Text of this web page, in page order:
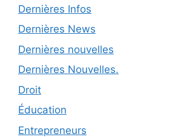
Dernières Infos
Dernières News
Dernières nouvelles
Dernières Nouvelles.
Droit
Éducation
Entrepreneurs